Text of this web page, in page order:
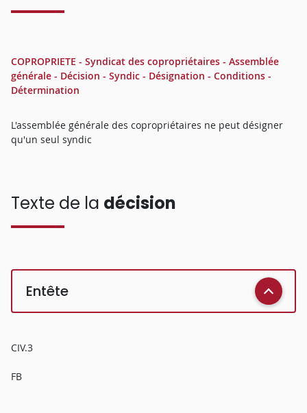
COPROPRIETE - Syndicat des copropriétaires - Assemblée
générale - Décision - Syndic - Désignation - Conditions -
Détermination
L'assemblée générale des copropriétaires ne peut désigner
qu'un seul syndic
Texte de la décision
Entête
CIV.3
FB